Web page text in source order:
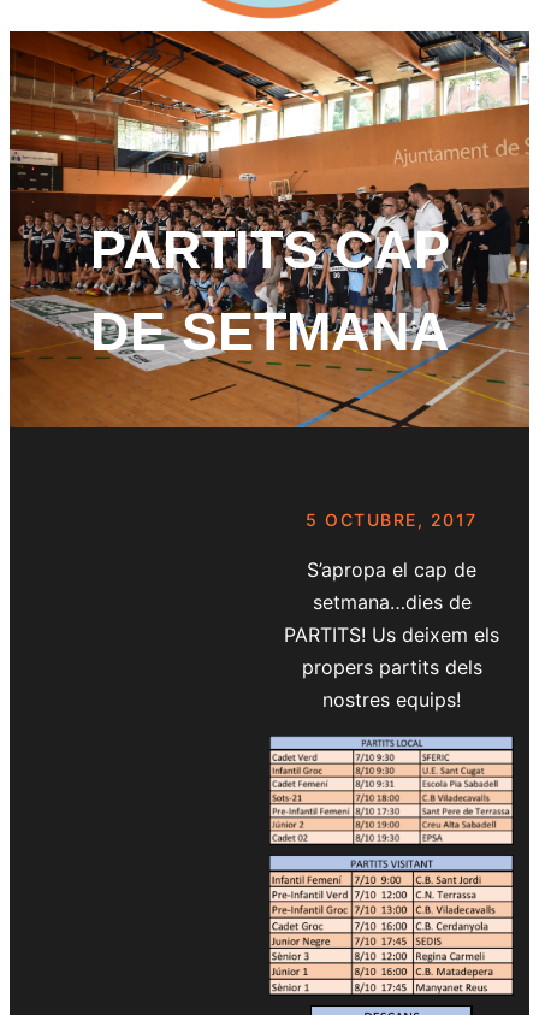
0
PARTITS CAP
DE SETMANA
5 OCTUBRE, 2017
S’apropa el cap de
setmana…dies de
PARTITS! Us deixem els
propers partits dels
nostres equips!